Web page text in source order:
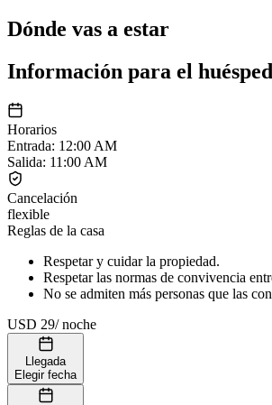
Dónde vas a estar
Información para el huésped
Horarios
Entrada: 12:00 AM
Salida: 11:00 AM
Cancelación
flexible
Reglas de la casa
Respetar y cuidar la propiedad.
Respetar las normas de convivencia
No se admiten más personas que las
USD 29/noche
Llegada
Elegir fecha